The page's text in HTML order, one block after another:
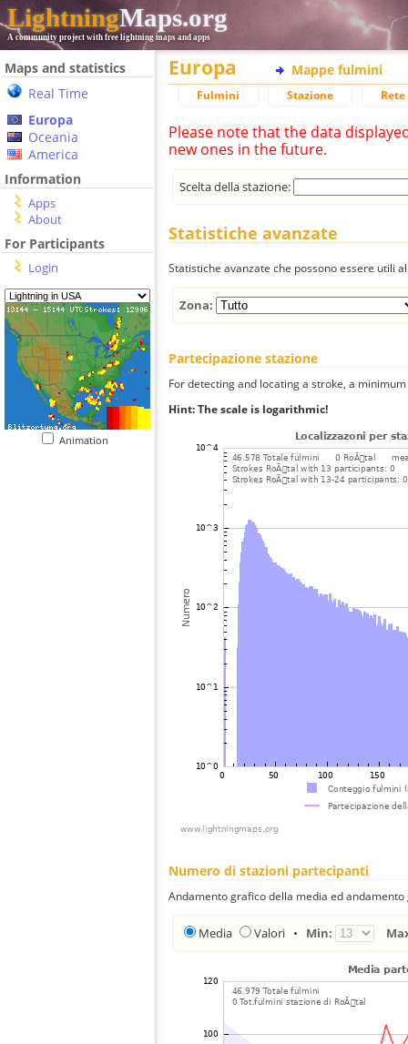
LightningMaps.org
A community project with free lightning maps and apps
Maps and statistics
Real Time
Europa
Oceania
America
Information
Apps
About
For Participants
Login
Animation
Europa Mappe fulmini
Fulmini Stazione
Please note that the data
new ones in the future.
Scelta della stazione:
Statistiche avanzate
Statistiche avanzate che possono essere utili
Zona:
Partecipazione stazione
For detecting and locating a stroke, a
Hint: The scale is logarithmic!
Numero di stazioni partecipanti
Andamento grafico della media ed
Media Valori • Min: